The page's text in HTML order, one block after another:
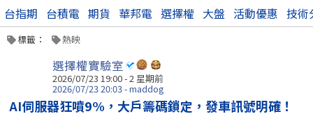
台指期 台積電 期貨 華邦電 選擇權 大盤 活動優惠 技術
標籤： 熱映
選擇權實驗室
2026/07/23 19:00 - 2 星期前
2026/07/23 20:03 - maddog
AI伺服器狂噴9%，大戶籌碼鎖定，發車訊號明確！